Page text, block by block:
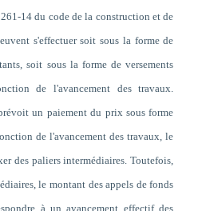
14 du code de la construction et de
s'effectuer soit sous la forme de
soit sous la forme de versements
de l'avancement des travaux.
un paiement du prix sous forme
de l'avancement des travaux, le
des paliers intermédiaires. Toutefois,
le montant des appels de fonds
à un avancement effectif des